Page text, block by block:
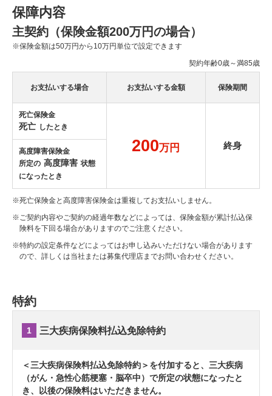
保障内容
主契約（保険金額200万円の場合）
※保険金額は50万円から10万円単位で設定できます
契約年齢0歳～満85歳
お支払いする場合 お支払いする金額 保険期間
死亡保険金
死亡 したとき
高度障害保険金
所定の 高度障害 状態
になったとき
200万円 終身
※死亡保険金と高度障害保険金は重複してお支払いしません。
※ご契約内容やご契約の経過年数などによっては、保険金額が累計払込保
険料を下回る場合がありますのでご注意ください。
※特約の設定条件などによってはお申し込みいただけない場合があります
ので、詳しくは当社または募集代理店までお問い合わせください。
特約
1 三大疾病保険料払込免除特約
＜三大疾病保険料払込免除特約＞を付加すると、三大疾病
（がん・急性心筋梗塞・脳卒中）で所定の状態になったと
き、以後の保険料はいただきません。